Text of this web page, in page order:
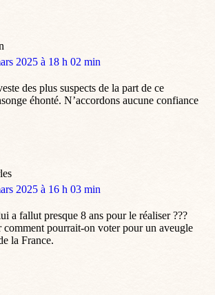
2025 à 18 h 02 min
des plus suspects de la part de ce
éhonté. N’accordons aucune confiance
2025 à 16 h 03 min
a fallut presque 8 ans pour le réaliser ???
comment pourrait-on voter pour un aveugle
la France.